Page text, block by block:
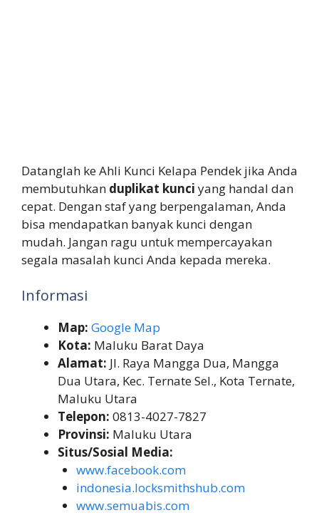
Datanglah ke Ahli Kunci Kelapa Pendek jika Anda
membutuhkan duplikat kunci yang handal dan
cepat. Dengan staf yang berpengalaman, Anda
bisa mendapatkan banyak kunci dengan
mudah. Jangan ragu untuk mempercayakan
segala masalah kunci Anda kepada mereka.
Informasi
Map: Google Map
Kota: Maluku Barat Daya
Alamat: Jl. Raya Mangga Dua, Mangga
Dua Utara, Kec. Ternate Sel., Kota Ternate,
Maluku Utara
Telepon: 0813-4027-7827
Provinsi: Maluku Utara
Situs/Sosial Media:
www.facebook.com
indonesia.locksmithshub.com
www.semuabis.com